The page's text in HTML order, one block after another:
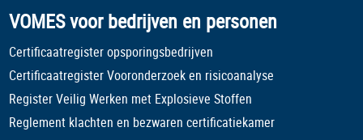
VOMES voor bedrijven en personen
Certificaatregister opsporingsbedrijven
Certificaatregister Vooronderzoek en risicoanalyse
Register Veilig Werken met Explosieve Stoffen
Reglement klachten en bezwaren certificatiekamer